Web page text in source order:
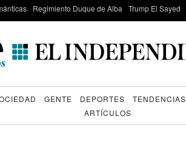
Regimiento Duque de Alba Trump El Sayed
GENTE DEPORTES TENDENCIAS
ARTÍCULOS